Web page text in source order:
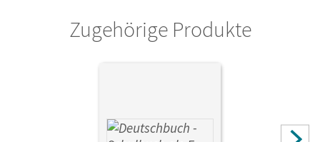
Zugehörige Produkte